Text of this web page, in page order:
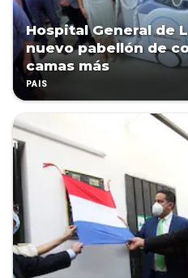
Hospital General de
nuevo pabellón de
camas más
PAÍS